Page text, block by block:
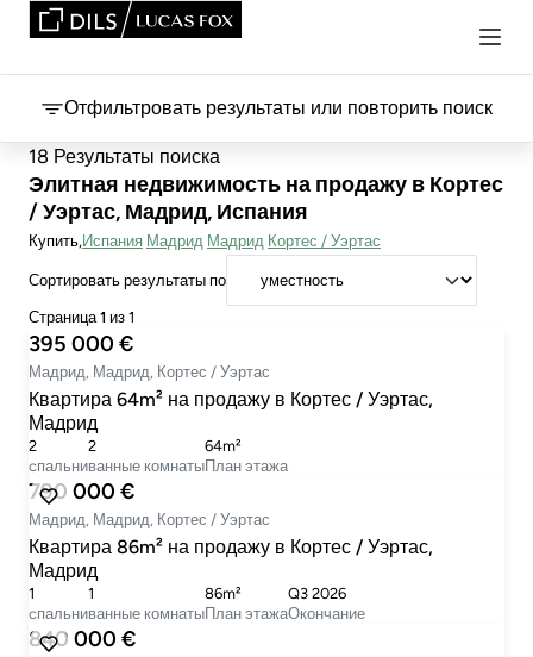
Отфильтровать результаты или повторить поиск
18 Результаты поиска
Элитная недвижимость на продажу в Кортес
/ Уэртас, Мадрид, Испания
Купить Испания Мадрид Мадрид Кортес / Уэртас
Сортировать результаты по
Страница1 из 1
395 000 €
Мадрид, Мадрид, Кортес / Уэртас
Квартира 64m² на продажу в Кортес / Уэртас,
Мадрид
cпальни
2
ванные комнаты
2
План этажа
64m²
790 000 €
Мадрид, Мадрид, Кортес / Уэртас
Квартира 86m² на продажу в Кортес / Уэртас,
Мадрид
cпальни
1
ванные комнаты
1
План этажа
86m²
Окончание
Q3 2026
840 000 €